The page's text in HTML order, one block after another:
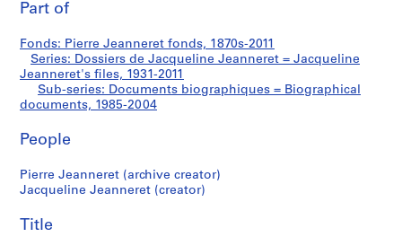
r
r
e
J
a
n
n
e
r
t
biographiques
=
Biographical
Part of
Fonds: Pierre Jeanneret fonds, 1870s-2011
Series: Dossiers de Jacqueline Jeanneret = Jacqueline
Jeanneret's files, 1931-2011
Sub-series: Documents biographiques = Biographical
documents, 1985-2004
People
Pierre Jeanneret (archive creator)
Jacqueline Jeanneret (creator)
Title